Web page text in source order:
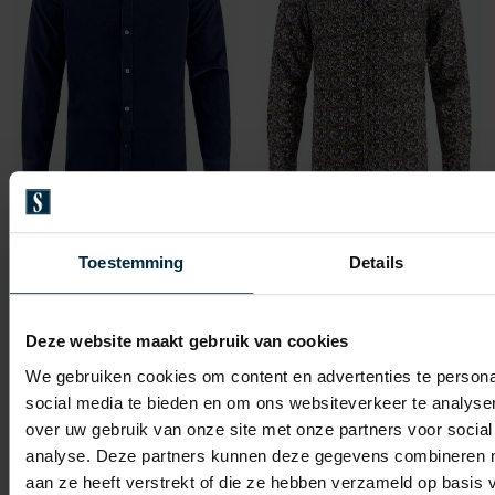
Toestemming Details
Deze website maakt gebruik van cookies
We gebruiken cookies om content en advertenties te
social media te bieden en om ons websiteverkeer te
over uw gebruik van onze site met onze partners voor
analyse. Deze partners kunnen deze gegevens combineren
aan ze heeft verstrekt of die ze hebben verzameld op basis
A Fish Named Fred
overhemd donkerblauw
A Fish Named Fred
overhemd bruin met print
Toevoegen aan favorieten